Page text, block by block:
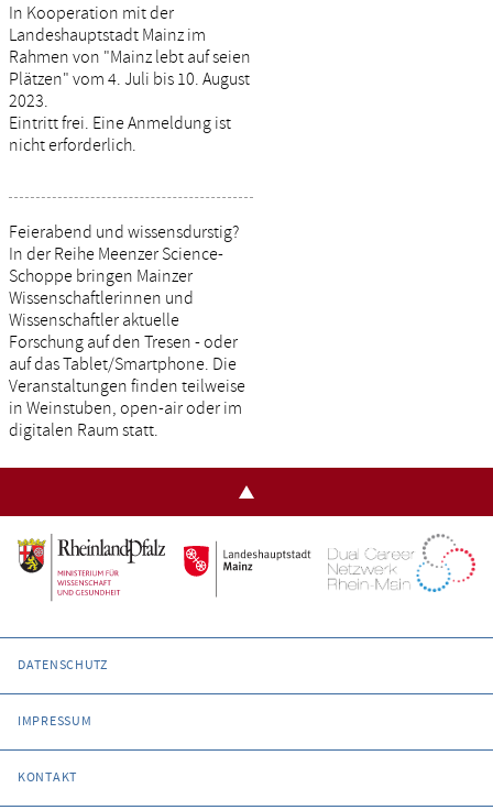
In Kooperation mit der
Landeshauptstadt Mainz im
Rahmen von "Mainz lebt auf seien
Plätzen" vom 4. Juli bis 10. August
2023.
Eintritt frei. Eine Anmeldung ist
nicht erforderlich.
Feierabend und wissensdurstig?
In der Reihe Meenzer Science-
Schoppe bringen Mainzer
Wissenschaftlerinnen und
Wissenschaftler aktuelle
Forschung auf den Tresen - oder
auf das Tablet/Smartphone. Die
Veranstaltungen finden teilweise
in Weinstuben, open-air oder im
digitalen Raum statt.
DATENSCHUTZ
IMPRESSUM
KONTAKT